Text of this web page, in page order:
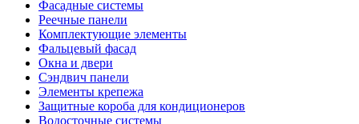
Фасадные системы
Реечные панели
Комплектующие элементы
Фальцевый фасад
Окна и двери
Сэндвич панели
Элементы крепежа
Защитные короба для кондиционеров
Водосточные системы